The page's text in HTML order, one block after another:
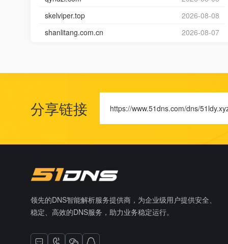
skelviper.top
2026-08-08
shanlitang.com.cn
2026-08-07
分享链接 https://www.51dns.com/dns/
领先的DNS智能解析服务提供商，为企业级用户提供安全、
稳定、高效的DNS服务，助力业务稳定运行。